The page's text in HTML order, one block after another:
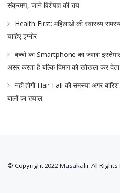
संक्रमण, जाने विशेषज्ञ की राय
Health First: महिलाओं की स्वास्थ्य
चाहिए इग्नोर
बच्चों का Smartphone का ज्यादा
असर करता है बल्कि दिमाग को खोखला कर
नहीं होगी Hair Fall की समस्या अगर
बालों का ख्याल
© Copyright 2022Masakalii. All